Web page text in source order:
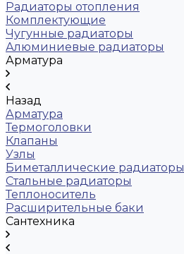
Радиаторы отопления
Комплектующие
Чугунные радиаторы
Алюминиевые радиаторы
Арматура
Назад
Арматура
Термоголовки
Клапаны
Узлы
Биметаллические радиаторы
Стальные радиаторы
Теплоноситель
Расширительные баки
Сантехника